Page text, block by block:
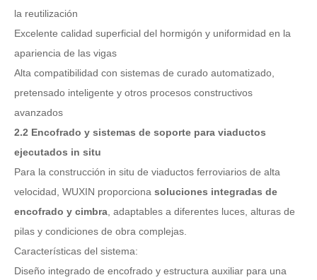
la reutilización
Excelente calidad superficial del hormigón y uniformidad en la
apariencia de las vigas
Alta compatibilidad con sistemas de curado automatizado,
pretensado inteligente y otros procesos constructivos
avanzados
2.2 Encofrado y sistemas de soporte para viaductos
ejecutados in situ
Para la construcción in situ de viaductos ferroviarios de alta
velocidad, WUXIN proporciona soluciones integradas de
encofrado y cimbra , adaptables a diferentes luces, alturas de
pilas y condiciones de obra complejas.
Características del sistema:
Diseño integrado de encofrado y estructura auxiliar para una